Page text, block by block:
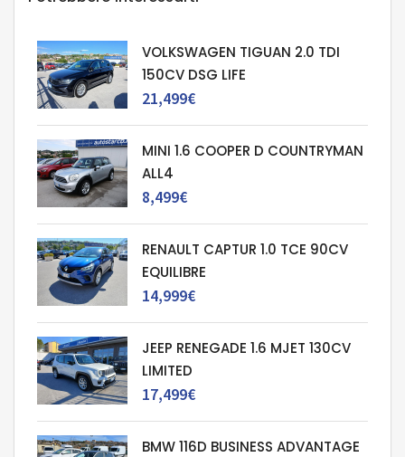
VOLKSWAGEN TIGUAN 2.0 TDI
150CV DSG LIFE
21,499€
MINI 1.6 COOPER D COUNTRYMAN
ALL4
8,499€
RENAULT CAPTUR 1.0 TCE 90CV
EQUILIBRE
14,999€
JEEP RENEGADE 1.6 MJET 130CV
LIMITED
17,499€
BMW 116D BUSINESS ADVANTAGE